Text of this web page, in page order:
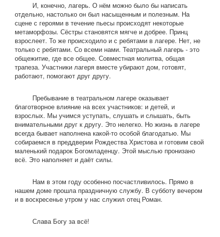
И, конечно, лагерь. О нём можно было бы написать
отдельно, настолько он был насыщенным и полезным. На
сцене с героями в течение пьесы происходят некоторые
метаморфозы. Сёстры становятся мягче и добрее. Принц
взрослеет. То же происходило и с ребятами в лагере. Нет, не
только с ребятами. Со всеми нами. Театральный лагерь - это
общежитие, где все общее. Совместная молитва, общая
трапеза. Участники лагеря вместе убирают дом, готовят,
работают, помогают друг другу.
Пребывание в театральном лагере оказывает
благотворное влияние на всех участников: и детей, и
взрослых. Мы учимся уступать, слушать и слышать, быть
внимательными друг к другу. Это нелегко. Но жизнь в лагере
всегда бывает наполнена какой-то особой благодатью. Мы
собираемся в преддверии Рождества Христова и готовим свой
маленький подарок Богомладенцу. Этой мыслью пронизано
всё. Это наполняет и даёт силы.
Нам в этом году особенно посчастливилось. Прямо в
нашем доме прошла праздничную службу. В субботу вечером
и в воскресенье утром у нас служил отец Роман.
Слава Богу за всё!